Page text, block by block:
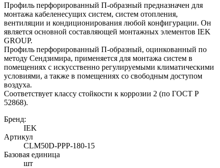
Профиль перфорированный П-образный предназначен для
монтажа кабеленесущих систем, систем отопления,
вентиляции и кондиционирования любой конфигурации. Он
является основной составляющей монтажных элементов IEK
GROUP.
Профиль перфорированный П-образный, оцинкованный по
методу Сендзимира, применяется для монтажа систем в
помещениях с искусственно регулируемыми климатическими
условиями, а также в помещениях со свободным доступом
воздуха.
Соответствует классу стойкости к коррозии 2 (по ГОСТ Р
52868).
Бренд:
IEK
Артикул
CLM50D-PPP-180-15
Базовая единица
шт